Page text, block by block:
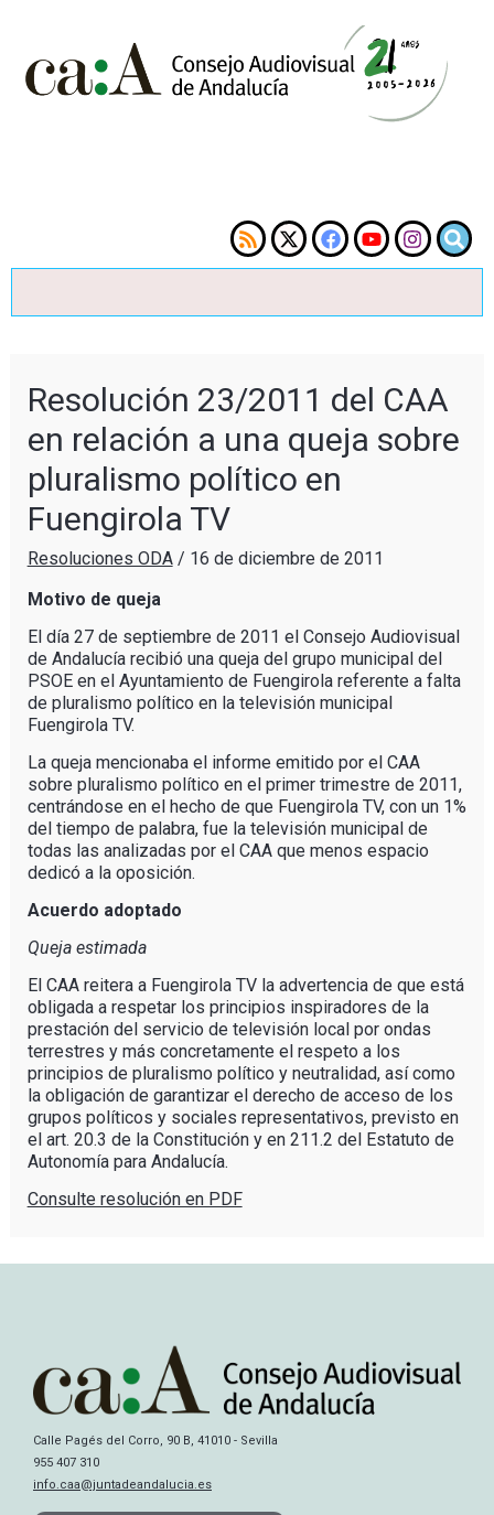
Resolución 23/2011 del CAA
en relación a una queja sobre
pluralismo político en
Fuengirola TV
Resoluciones ODA/ 16 de diciembre de 2011
Motivo de queja
El día 27 de septiembre de 2011 el Consejo Audiovisual
de Andalucía recibió una queja del grupo municipal del
PSOE en el Ayuntamiento de Fuengirola referente a falta
de pluralismo político en la televisión municipal
Fuengirola TV.
La queja mencionaba el informe emitido por el CAA
sobre pluralismo político en el primer trimestre de 2011,
centrándose en el hecho de que Fuengirola TV, con un 1%
del tiempo de palabra, fue la televisión municipal de
todas las analizadas por el CAA que menos espacio
dedicó a la oposición.
Acuerdo adoptado
Queja estimada
El CAA reitera a Fuengirola TV la advertencia de que está
obligada a respetar los principios inspiradores de la
prestación del servicio de televisión local por ondas
terrestres y más concretamente el respeto a los
principios de pluralismo político y neutralidad, así como
la obligación de garantizar el derecho de acceso de los
grupos políticos y sociales representativos, previsto en
el art. 20.3 de la Constitución y en 211.2 del Estatuto de
Autonomía para Andalucía.
Consulte resolución en PDF
Calle Pagés del Corro, 90 B, 41010 - Sevilla
955 407 310
info.caa@juntadeandalucia.es